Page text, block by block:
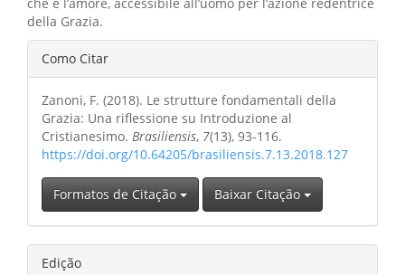
della Grazia.
Detalhes
do
artigo
Como Citar
Zanoni, F. (2018). Le strutture fondamentali della
Grazia: Una riflessione su Introduzione al
Cristianesimo. Brasiliensis, 7(13), 93-116.
https://doi.org/10.64205/brasiliensis.7.13.2018.127
Formatos de Citação Baixar Citação
Edição